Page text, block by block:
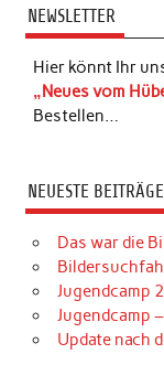
NEWSLETTER
Hier könnt Ihr
„Neues vom
Bestellen…
NEUESTE BEITRÄGE
Das war die
Jugendcamp
Jugendcamp
Update nach